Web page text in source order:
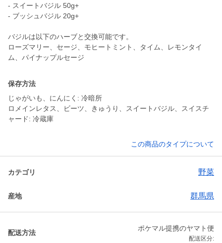
- スイートバジル 50g+
- ブッシュバジル 20g+
バジルは以下のハーブと交換可能です。
ローズマリー、セージ、モヒートミント、タイム、レモンタイ
ム、パイナップルセージ
保存方法
じゃがいも、にんにく: 冷暗所
ロメインレタス、ビーツ、きゅうり、スイートバジル、スイスチ
ャード: 冷蔵庫
この商品のタイプについて
カテゴリ 野菜
産地 群馬県
配送方法
ポケマル提携のヤマト便
配送区分: